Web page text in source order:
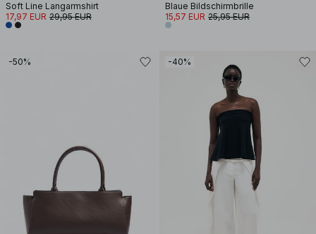
Soft Line Langarmshirt
17,97 EUR 29,95 EUR
Blaue Bildschirmbrille
15,57 EUR 25,95 EUR
-50% -40%